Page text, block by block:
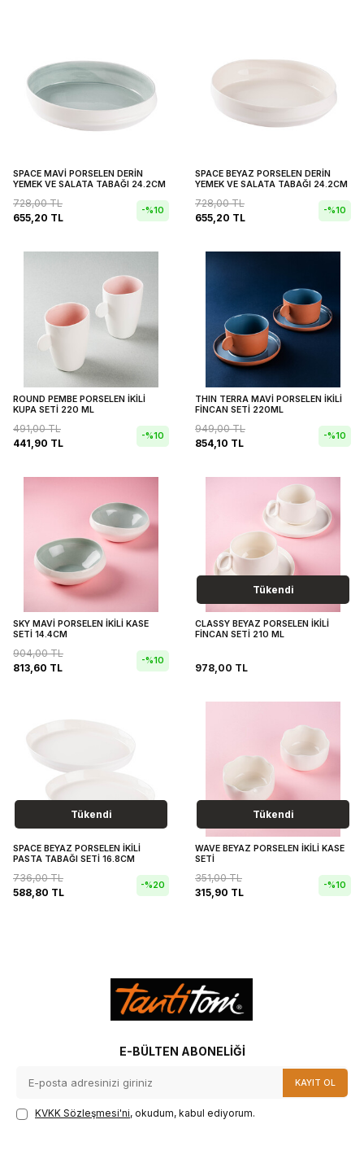
SPACE MAVİ PORSELEN DERİN
YEMEK VE SALATA TABAĞI 24.2CM
728,00TL
655,20 TL
-%10
SPACE BEYAZ PORSELEN DERİN
YEMEK VE SALATA TABAĞI 24.2CM
728,00TL
655,20 TL
-%10
ROUND PEMBE PORSELEN İKİLİ
KUPA SETİ 220 ML
491,00TL
441,90 TL
-%10
THIN TERRA MAVİ PORSELEN İKİLİ
FİNCAN SETİ 220ML
949,00TL
854,10 TL
-%10
SKY MAVİ PORSELEN İKİLİ KASE
SETİ 14.4CM
904,00TL
813,60 TL
-%10
Tükendi
CLASSY BEYAZ PORSELEN İKİLİ
FİNCAN SETİ 210 ML
978,00 TL
Tükendi
SPACE BEYAZ PORSELEN İKİLİ
PASTA TABAĞI SETİ 16.8CM
736,00TL
588,80 TL
-%20
Tükendi
WAVE BEYAZ PORSELEN İKİLİ KASE
SETİ
351,00TL
315,90 TL
-%10
E-BÜLTEN ABONELIĞI
KAYIT OL
KVKK Sözleşmesi'ni, okudum, kabul ediyorum.